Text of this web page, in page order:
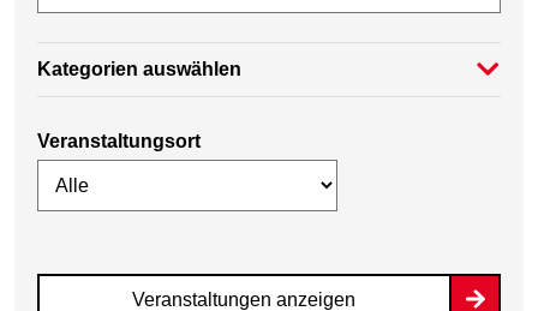
Kategorien auswählen
Veranstaltungsort
Veranstaltungen anzeigen